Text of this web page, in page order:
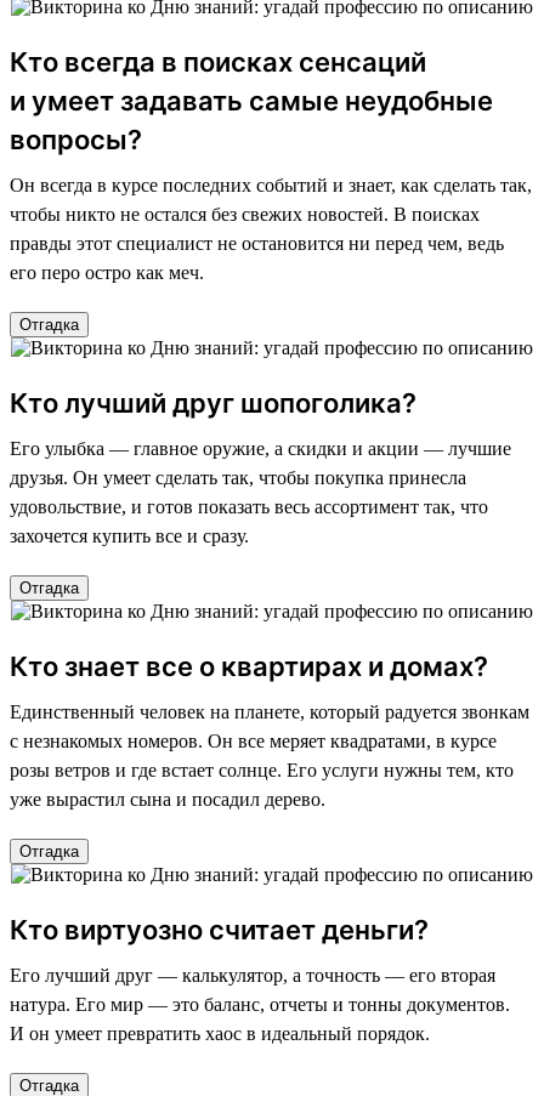
Кто всегда в поисках сенсаций
и умеет задавать самые неудобные
вопросы?
Он всегда в курсе последних событий и знает, как сделать так,
чтобы никто не остался без свежих новостей. В поисках
правды этот специалист не остановится ни перед чем, ведь
его перо остро как меч.
Отгадка
Кто лучший друг шопоголика?
Его улыбка — главное оружие, а скидки и акции — лучшие
друзья. Он умеет сделать так, чтобы покупка принесла
удовольствие, и готов показать весь ассортимент так, что
захочется купить все и сразу.
Отгадка
Кто знает все о квартирах и домах?
Единственный человек на планете, который радуется звонкам
с незнакомых номеров. Он все меряет квадратами, в курсе
розы ветров и где встает солнце. Его услуги нужны тем, кто
уже вырастил сына и посадил дерево.
Отгадка
Кто виртуозно считает деньги?
Его лучший друг — калькулятор, а точность — его вторая
натура. Его мир — это баланс, отчеты и тонны документов.
И он умеет превратить хаос в идеальный порядок.
Отгадка